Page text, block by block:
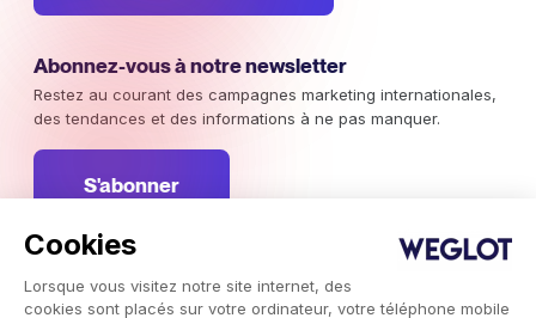
Cookies
Lorsque vous visitez notre site internet, des
cookies sont placés sur votre ordinateur, votre téléphone mobile
Abonnez-vous à notre newsletter
Restez au courant des campagnes marketing internationales,
des tendances et des informations à ne pas manquer.
S'abonner